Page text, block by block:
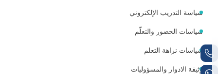
سياسة التدريب الإلكتروني
سياسات الحضور والتعلّم
سياسات نزاهة التعلم
وثيقة الادوار والمسؤوليات